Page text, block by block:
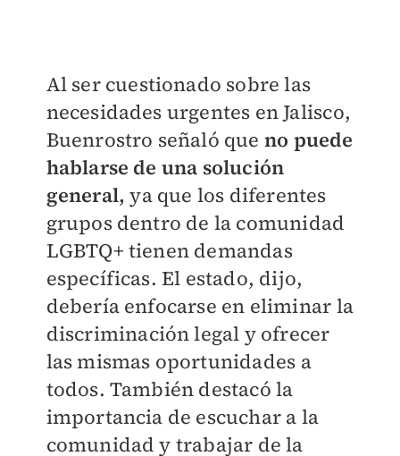
Al ser cuestionado sobre las
necesidades urgentes en Jalisco,
Buenrostro señaló que no puede
hablarse de una solución
general, ya que los diferentes
grupos dentro de la comunidad
LGBTQ+ tienen demandas
específicas. El estado, dijo,
debería enfocarse en eliminar la
discriminación legal y ofrecer
las mismas oportunidades a
todos. También destacó la
importancia de escuchar a la
comunidad y trabajar de la